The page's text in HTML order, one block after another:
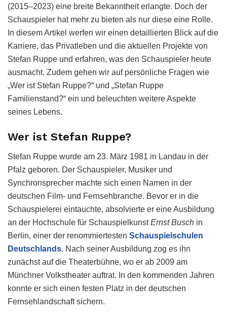
(2015–2023) eine breite Bekanntheit erlangte. Doch der
Schauspieler hat mehr zu bieten als nur diese eine Rolle.
In diesem Artikel werfen wir einen detaillierten Blick auf die
Karriere, das Privatleben und die aktuellen Projekte von
Stefan Ruppe und erfahren, was den Schauspieler heute
ausmacht. Zudem gehen wir auf persönliche Fragen wie
„Wer ist Stefan Ruppe?“ und „Stefan Ruppe
Familienstand?“ ein und beleuchten weitere Aspekte
seines Lebens.
Wer ist Stefan Ruppe?
Stefan Ruppe wurde am 23. März 1981 in Landau in der
Pfalz geboren. Der Schauspieler, Musiker und
Synchronsprecher machte sich einen Namen in der
deutschen Film- und Fernsehbranche. Bevor er in die
Schauspielerei eintauchte, absolvierte er eine Ausbildung
an der Hochschule für SchauspielkunstErnst Busch in
Berlin, einer der renommiertesten Schauspielschulen
Deutschlands. Nach seiner Ausbildung zog es ihn
zunächst auf die Theaterbühne, wo er ab 2009 am
Münchner Volkstheater auftrat. In den kommenden Jahren
konnte er sich einen festen Platz in der deutschen
Fernsehlandschaft sichern.